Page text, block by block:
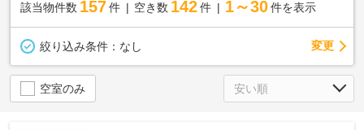
該当物件数 157件 空き数 142 件 1～30 件を表示
絞り込み条件： なし 変更
空室のみ